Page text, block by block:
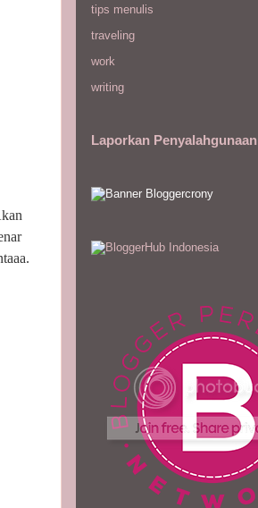
tips menulis
traveling
work
writing
Laporkan Penyalahgunaan